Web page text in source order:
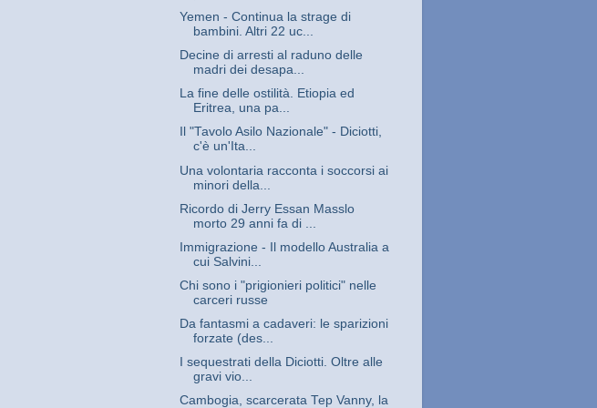
Yemen - Continua la strage di
bambini. Altri 22 uc...
Decine di arresti al raduno delle
madri dei desapa...
La fine delle ostilità. Etiopia ed
Eritrea, una pa...
Il "Tavolo Asilo Nazionale" - Diciotti,
c'è un'Ita...
Una volontaria racconta i soccorsi ai
minori della...
Ricordo di Jerry Essan Masslo
morto 29 anni fa di ...
Immigrazione - Il modello Australia a
cui Salvini...
Chi sono i "prigionieri politici" nelle
carceri russe
Da fantasmi a cadaveri: le sparizioni
forzate (des...
I sequestrati della Diciotti. Oltre alle
gravi vio...
Cambogia, scarcerata Tep Vanny, la